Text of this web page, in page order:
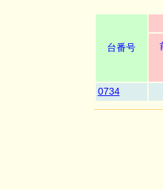
台番号
0734